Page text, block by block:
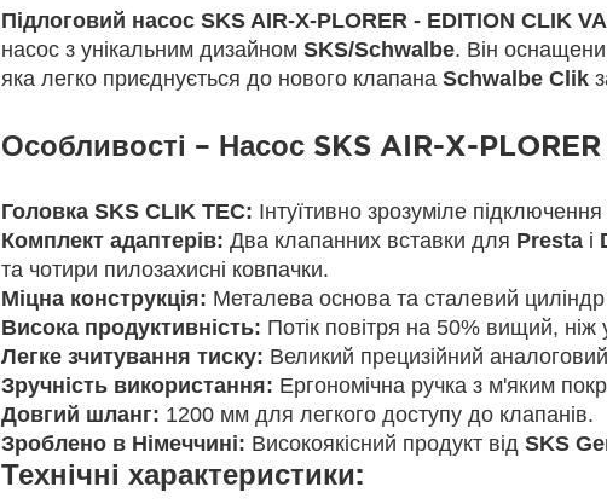
Підлоговий насос SKS AIR-X-PLORER - EDITION CLIK
насос з унікальним дизайном SKS/Schwalbe. Він
яка легко приєднується до нового клапана Schwalbe Clik
Особливості – Насос SKS AIR-X-
Головка SKS CLIK TEC: Інтуїтивно зрозуміле
Комплект адаптерів: Два клапанних вставки для Prestaі
та чотири пилозахисні ковпачки.
Міцна конструкція: Металева основа та сталевий циліндр
Висока продуктивність: Потік повітря на 50% вищий,
Легке зчитування тиску: Великий прецизійний
Зручність використання: Ергономічна ручка з м'яким
Довгий шланг: 1200 мм для легкого доступу до клапанів.
Зроблено в Німеччині: Високоякісний продукт від SKS
Технічні характеристики: